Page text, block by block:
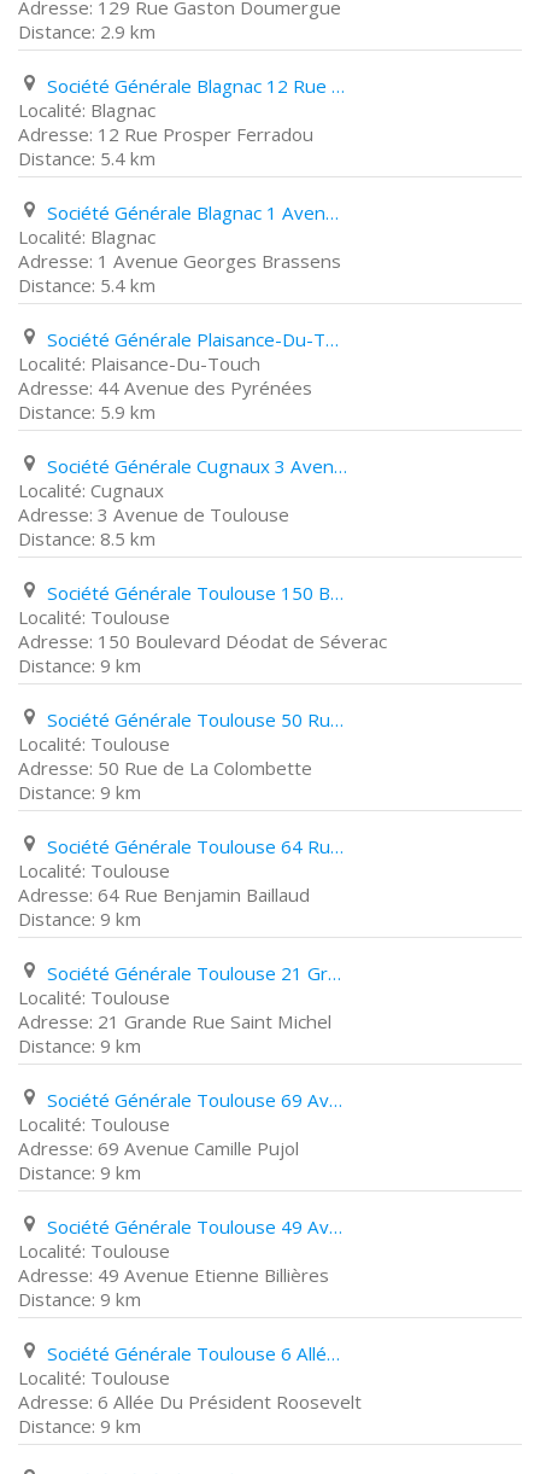
129 Rue Gaston Doumergue
2.9 km
Société Générale Blagnac 12 Rue Prosper Ferradou
Blagnac
12 Rue Prosper Ferradou
5.4 km
Société Générale Blagnac 1 Avenue Georges Brassens
Blagnac
1 Avenue Georges Brassens
5.4 km
Société Générale Plaisance-Du-Touch 44 Avenue des Pyrénées
Plaisance-Du-Touch
44 Avenue des Pyrénées
5.9 km
Société Générale Cugnaux 3 Avenue de Toulouse
Cugnaux
3 Avenue de Toulouse
8.5 km
Société Générale Toulouse 150 Boulevard Déodat de Séverac
Toulouse
150 Boulevard Déodat de Séverac
9 km
Société Générale Toulouse 50 Rue de La Colombette
Toulouse
50 Rue de La Colombette
9 km
Société Générale Toulouse 64 Rue Benjamin Baillaud
Toulouse
64 Rue Benjamin Baillaud
9 km
Société Générale Toulouse 21 Grande Rue Saint Michel
Toulouse
21 Grande Rue Saint Michel
9 km
Société Générale Toulouse 69 Avenue Camille Pujol
Toulouse
69 Avenue Camille Pujol
9 km
Société Générale Toulouse 49 Avenue Etienne Billières
Toulouse
49 Avenue Etienne Billières
9 km
Société Générale Toulouse 6 Allée Du Président Roosevelt
Toulouse
6 Allée Du Président Roosevelt
9 km